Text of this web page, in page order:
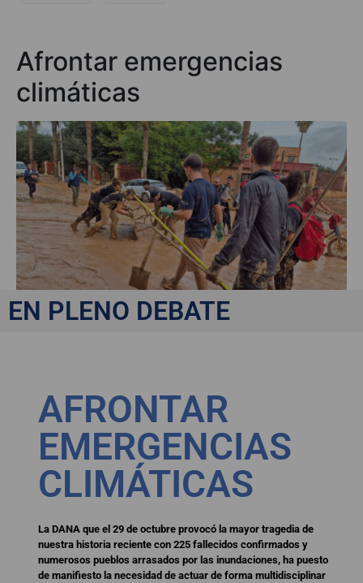
Afrontar emergencias
climáticas
EN PLENO DEBATE
AFRONTAR
EMERGENCIAS
CLIMÁTICAS
La DANA que el 29 de octubre provocó la mayor tragedia de
nuestra historia reciente con 225 fallecidos confirmados y
numerosos pueblos arrasados por las inundaciones, ha puesto
de manifiesto la necesidad de actuar de forma multidisciplinar